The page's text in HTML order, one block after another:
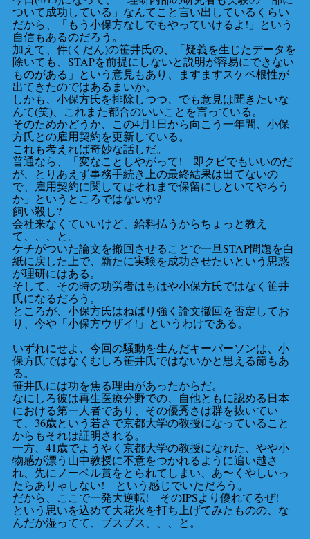
ついて成功している」なんてこと言い出しているくらい
だから、「もう小保方なしでもやっていけるよ!」という
自信もあるのだろう。
加えて、件(くだん)の笹井氏の、「疑義を生じたデータを
除いても、STAPを前提にしないと説明が容易にできない
ものがある」という意見もあり、ますますスケベ根性が
出てきたのではあるまいか。
しかも、小保方氏を排除しつつ、でも意見は聞きたいな
んて(笑)、これまた都合のいいことを言っている。
そのためかどうか、この4月1日から向こう一年間、小保
方氏との雇用契約を更新している。
これも考えれば奇妙な話しだ。
普通なら、「変なことしやがって! 即クビでもいいのだ
が、とりあえず事務手続き上の最終結果は出てないの
で、雇用契約に関してはそれまで保留にしといてやろう
か」というところではないか?
飼い殺し?
会社来なくていいけど、給料払うからちょっと教え
て、、、と。
ケチがついた論文を撤回させることで一旦STAP問題を白
紙に戻した上で、新たに実験を成功させたいという思惑
が理研にはある。
そして、その時の功労者はもはや小保方氏ではなく笹井
氏になるだろう。
ところが、小保方氏はねばり強く論文撤回を否定してお
り、今や「小保方ウザイ!」というわけである。
いずれにせよ、今回の騒動を生んだキーパーソンは、小
保方氏ではなくむしろ笹井氏ではないかと思える節もあ
る。
笹井氏には功を焦る理由があったからだ。
なにしろ彼は再生医療分野での、自他ともに認める日本
における第一人者であり、その優秀さは群を抜いてい
て、36歳という若さで京都大学の教授になっていること
からもそれは証明される。
一方、41歳でようやく京都大学の教授になれた、やや小
物感が漂う山中教授に不意をつかれるように追い越さ
れ、先にノーベル賞をとられてしまい、あ〜くやしいっ
たらありゃしない! という感じでいただろう。
だから、ここで一発大逆転! そのIPSより優れてるぜ!
という思いを込めて大花火を打ち上げてみたものの、な
んだか湿ってて、ブスブス、、、と。